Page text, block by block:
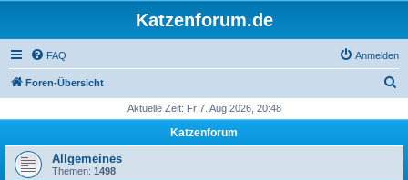
Katzenforum.de
FAQ Anmelden
Foren-Übersicht
h
Aktuelle Zeit: Fr 7. Aug 2026, 20:48
Katzenforum
Allgemeines
Themen: 1498